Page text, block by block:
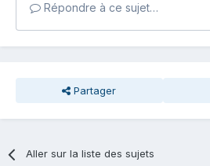
Répondre à ce sujet…
Partager
Aller sur la liste des sujets